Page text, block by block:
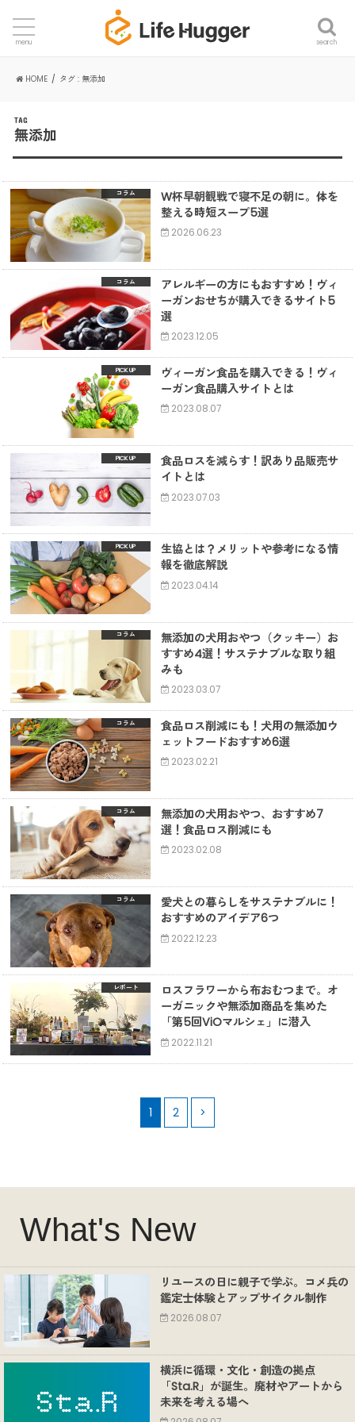
search
menu
HOME タグ : 無添加
TAG
無添加
コラム
W杯早朝観戦で寝不足の朝に。体を
整える時短スープ5選
2026.06.23
コラム
アレルギーの方にもおすすめ！ヴィ
ーガンおせちが購入できるサイト5
選
2023.12.05
ヴィーガン食品を購入できる！ヴィ
ーガン食品購入サイトとは
2023.08.07
食品ロスを減らす！訳あり品販売サ
イトとは
2023.07.03
生協とは？メリットや参考になる情
報を徹底解説
2023.04.14
コラム
無添加の犬用おやつ（クッキー）お
すすめ4選！サステナブルな取り組
みも
2023.03.07
コラム
食品ロス削減にも！犬用の無添加ウ
ェットフードおすすめ6選
2023.02.21
コラム
無添加の犬用おやつ、おすすめ7
選！食品ロス削減にも
2023.02.08
コラム
愛犬との暮らしをサステナブルに！
おすすめのアイデア6つ
2022.12.23
レポート
ロスフラワーから布おむつまで。オ
ーガニックや無添加商品を集めた
「第5回ViOマルシェ」に潜入
2022.11.21
1 2 >
What's New
リユースの日に親子で学ぶ。コメ兵の
鑑定士体験とアップサイクル制作
2026.08.07
横浜に循環・文化・創造の拠点
「Sta.R」が誕生。廃材やアートから
未来を考える場へ